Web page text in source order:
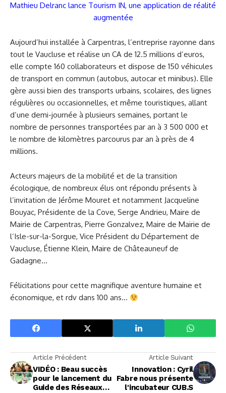
Mathieu Delranc lance Tourism IN, une application de réalité
augmentée
Aujourd’hui installée à Carpentras, l’entreprise rayonne dans
tout le Vaucluse et réalise un CA de 12.5 millions d’euros,
elle compte 160 collaborateurs et dispose de 150 véhicules
de transport en commun (autobus, autocar et minibus). Elle
gère aussi bien des transports urbains, scolaires, des lignes
régulières ou occasionnelles, et même touristiques, allant
d’une demi-journée à plusieurs semaines, portant le
nombre de personnes transportées par an à 3 500 000 et
le nombre de kilomètres parcourus par an à près de 4
millions.
Acteurs majeurs de la mobilité et de la transition
écologique, de nombreux élus ont répondu présents à
l’invitation de Jérôme Mouret et notamment Jacqueline
Bouyac, Présidente de la Cove, Serge Andrieu, Maire de
Mairie de Carpentras, Pierre Gonzalvez, Maire de Mairie de
l’Isle-sur-la-Sorgue, Vice Président du Département de
Vaucluse, Étienne Klein, Maire de Châteauneuf de
Gadagne…
Félicitations pour cette magnifique aventure humaine et
économique, et rdv dans 100 ans…
Article Précédent
VIDÉO : Beau succès
pour le lancement du
Guide des Réseaux
Article Suivant
Innovation : Cyril
Fabre nous présente
l'incubateur CUB.S